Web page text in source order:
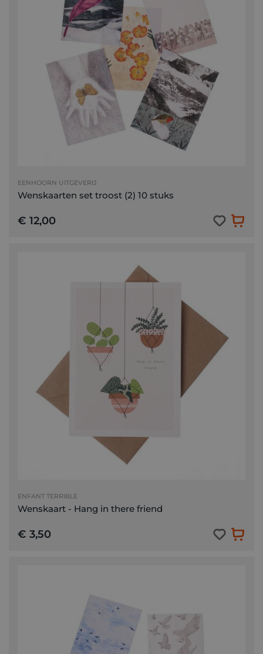
EENHOORN UITGEVERIJ
Wenskaarten set troost (2) 10 stuks
€ 12,00
ENFANT TERRIBLE
Wenskaart - Hang in there friend
€ 3,50